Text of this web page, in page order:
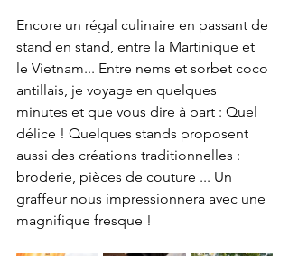
Encore un régal culinaire en passant de
stand en stand, entre la Martinique et
le Vietnam... Entre nems et sorbet coco
antillais, je voyage en quelques
minutes et que vous dire à part : Quel
délice ! Quelques stands proposent
aussi des créations traditionnelles :
broderie, pièces de couture ... Un
graffeur nous impressionnera avec une
magnifique fresque !